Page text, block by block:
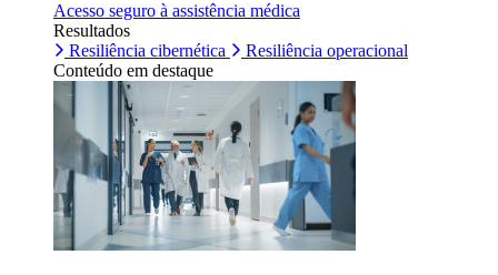
Acesso seguro à assistência médica
Resultados
Resiliência cibernética
Resiliência operacional
Conteúdo em destaque